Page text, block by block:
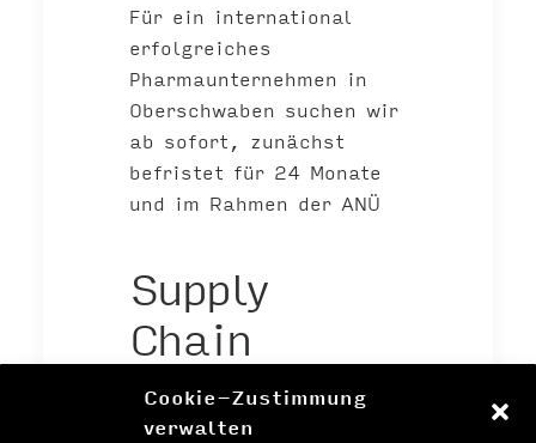
Cookie-Zustimmung
verwalten
Für ein international
erfolgreiches
Pharmaunternehmen in
Oberschwaben suchen wir
ab sofort, zunächst
befristet für 24 Monate
und im Rahmen der ANÜ
Supply
Chain
Management